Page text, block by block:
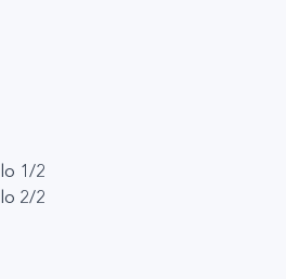
1/2
2/2